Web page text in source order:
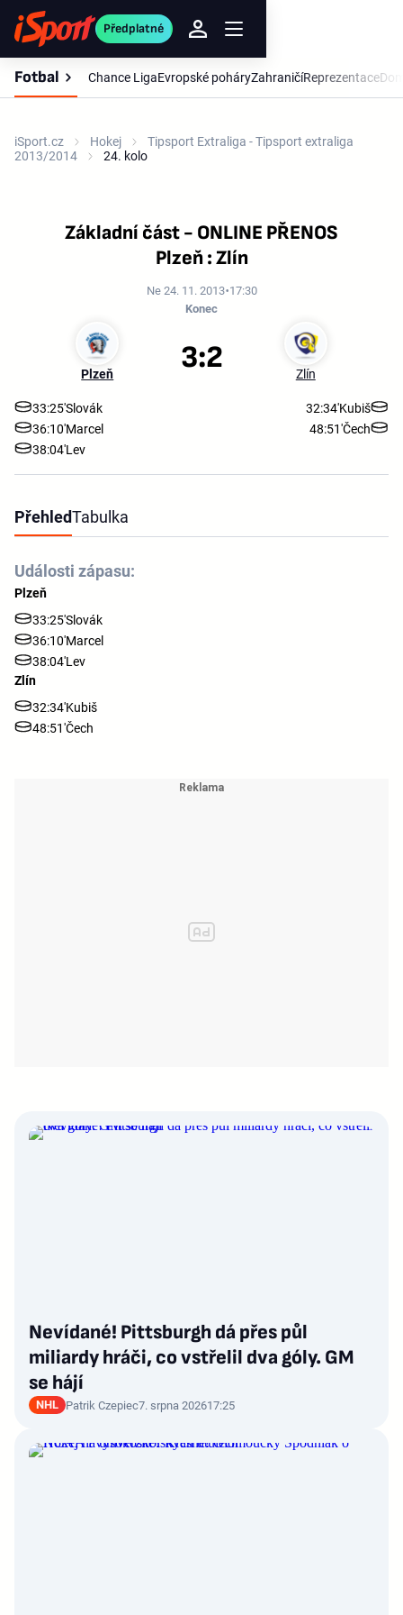
Předplatné
Fotbal Chance LigaEvropské poháryZahraničíReprezentace
iSport.cz Hokej
Tipsport Extraliga - Tipsport extraliga
2013/2014
24. kolo
Základní část - ONLINE PŘENOS
Plzeň : Zlín
Ne 24. 11. 2013 17:30
Konec
Plzeň Zlín
3:2
33:25'Slovák
36:10'Marcel
38:04'Lev
32:34'Kubiš
48:51'Čech
PřehledTabulka
Události zápasu:
Plzeň
33:25'Slovák
36:10'Marcel
38:04'Lev
Zlín
32:34'Kubiš
48:51'Čech
Nevídané! Pittsburgh dá přes půl
miliardy hráči, co vstřelil dva góly. GM
se hájí
NHL Patrik Czepiec7. srpna 202617:25